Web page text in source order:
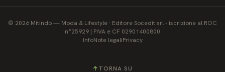
© 2026 Mitindo— Moda & Lifestyle · Editore Socedit srl - iscrizione al ROC
n°25929 | PIVA e CF 02901400800
InfoNote legaliPrivacy
↑TORNA SU